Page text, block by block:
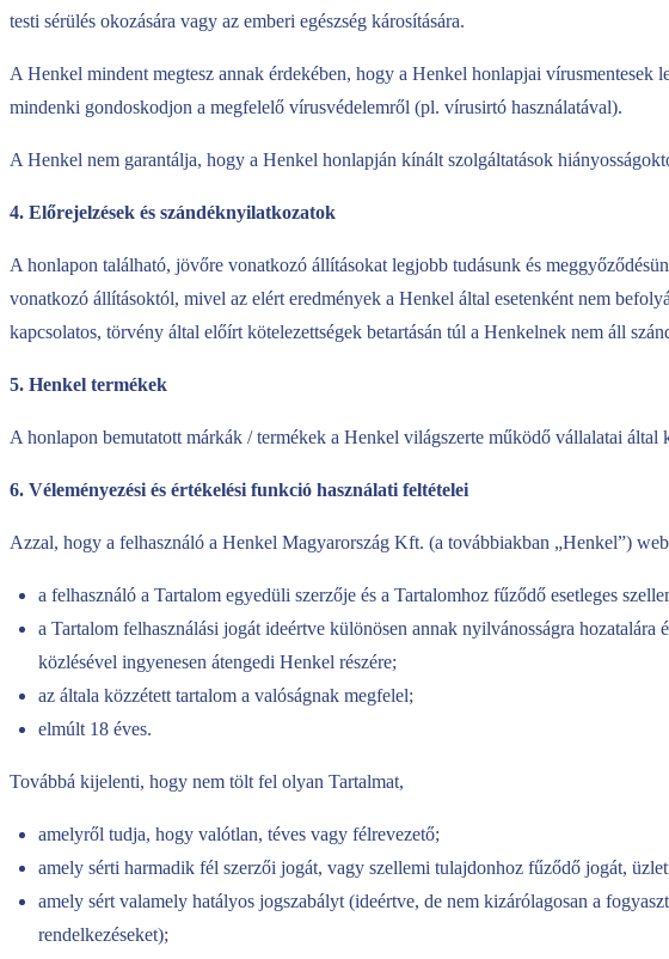
testi sérülés okozására vagy az emberi egészség károsítására.
A Henkel mindent megtesz annak érdekében, hogy a Henkel honlapjai
mindenki gondoskodjon a megfelelő vírusvédelemről (pl. vírusirtó használatával).
A Henkel nem garantálja, hogy a Henkel honlapján kínált szolgáltatások
4. Előrejelzések és szándéknyilatkozatok
A honlapon található, jövőre vonatkozó állításokat legjobb tudásunk és
vonatkozó állításoktól, mivel az elért eredmények a Henkel által esetenként nem
kapcsolatos, törvény által előírt kötelezettségek betartásán túl a Henkelnek nem áll
5. Henkel termékek
A honlapon bemutatott márkák / termékek a Henkel világszerte működő vállalatai
6. Véleményezési és értékelési funkció használati feltételei
Azzal, hogy a felhasználó a Henkel Magyarország Kft. (a továbbiakban „Henkel”)
a felhasználó a Tartalom egyedüli szerzője és a Tartalomhoz fűződő esetleges
a Tartalom felhasználási jogát ideértve különösen annak nyilvánosságra
közlésével ingyenesen átengedi Henkel részére;
az általa közzétett tartalom a valóságnak megfelel;
elmúlt 18 éves.
Továbbá kijelenti, hogy nem tölt fel olyan Tartalmat,
amelyről tudja, hogy valótlan, téves vagy félrevezető;
amely sérti harmadik fél szerzői jogát, vagy szellemi tulajdonhoz fűződő jogát,
amely sért valamely hatályos jogszabályt (ideértve, de nem kizárólagosan a
rendelkezéseket);